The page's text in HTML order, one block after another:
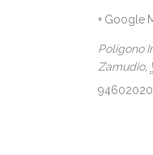
+ Google
Polígono
Zamudio,